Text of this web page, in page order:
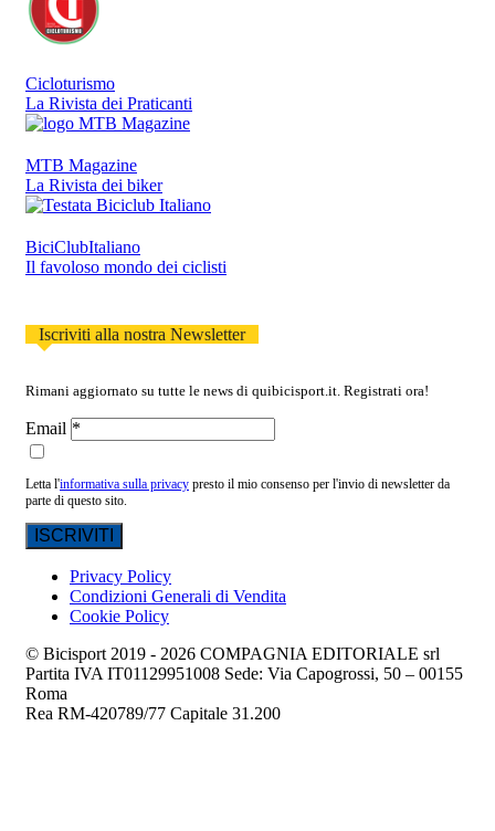
Cicloturismo
La Rivista dei Praticanti
MTB Magazine
La Rivista dei biker
BiciClubItaliano
Il favoloso mondo dei ciclisti
Iscriviti alla nostra Newsletter
Rimani aggiornato su tutte le news di quibicisport.it. Registrati ora!
Email
Letta l'informativa sulla privacy presto il mio consenso per l'invio di newsletter da
parte di questo sito.
Privacy Policy
Condizioni Generali di Vendita
Cookie Policy
© Bicisport 2019 - 2026 COMPAGNIA EDITORIALE srl
Partita IVA IT01129951008 Sede: Via Capogrossi, 50 – 00155
Roma
Rea RM-420789/77 Capitale 31.200